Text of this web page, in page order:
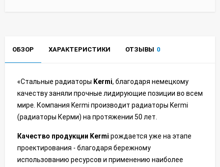
ОБЗОР ХАРАКТЕРИСТИКИ ОТЗЫВЫ 0
«Стальные радиаторы Kermi, благодаря немецкому
качеству заняли прочные лидирующие позиции во всем
мире. Компания Kermi производит радиаторы Kermi
(радиаторы Керми) на протяжении 50 лет.
Качество продукции Kermi рождается уже на этапе
проектирования - благодаря бережному
использованию ресурсов и применению наиболее